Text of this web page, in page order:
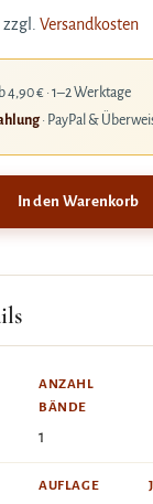
zzgl. Versandkosten
4,90 € · 1–2 Werktage
· PayPal &
In den Warenkorb
ANZAHL
BÄNDE
1
AUFLAGE